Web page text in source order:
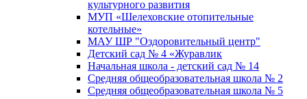
культурного развития
МУП «Шелеховские отопительные
котельные»
МАУ ШР "Оздоровительный центр"
Детский сад № 4 «Журавлик
Начальная школа - детский сад № 14
Средняя общеобразовательная школа № 2
Средняя общеобразовательная школа № 5